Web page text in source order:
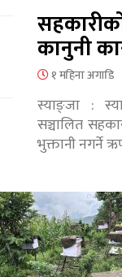
कानुनी
१ महिना अगाडि
स्याङ्जा :
सञ्चालित
भुक्तानी नगर्ने